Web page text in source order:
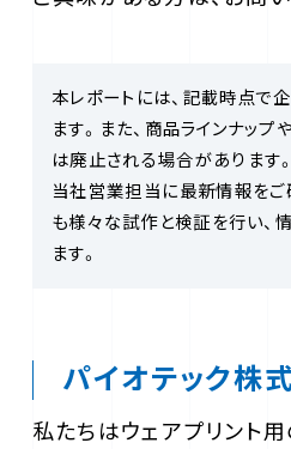
本レポートには、記載時点で
ます。また、商品ラインナップ
は廃止される場合があります
当社営業担当に最新情報をご
も様々な試作と検証を行い、
ます。
パイオテック株
私たちはウェアプリント